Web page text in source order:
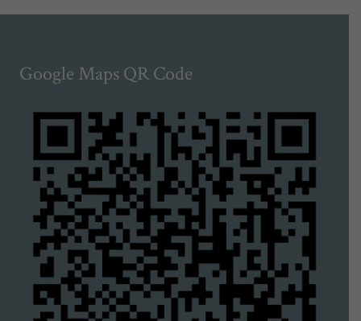
Google Maps QR Code